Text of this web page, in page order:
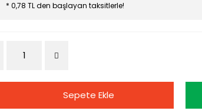
* 0,78 TL den başlayan taksitlerle!
Sepete Ekle